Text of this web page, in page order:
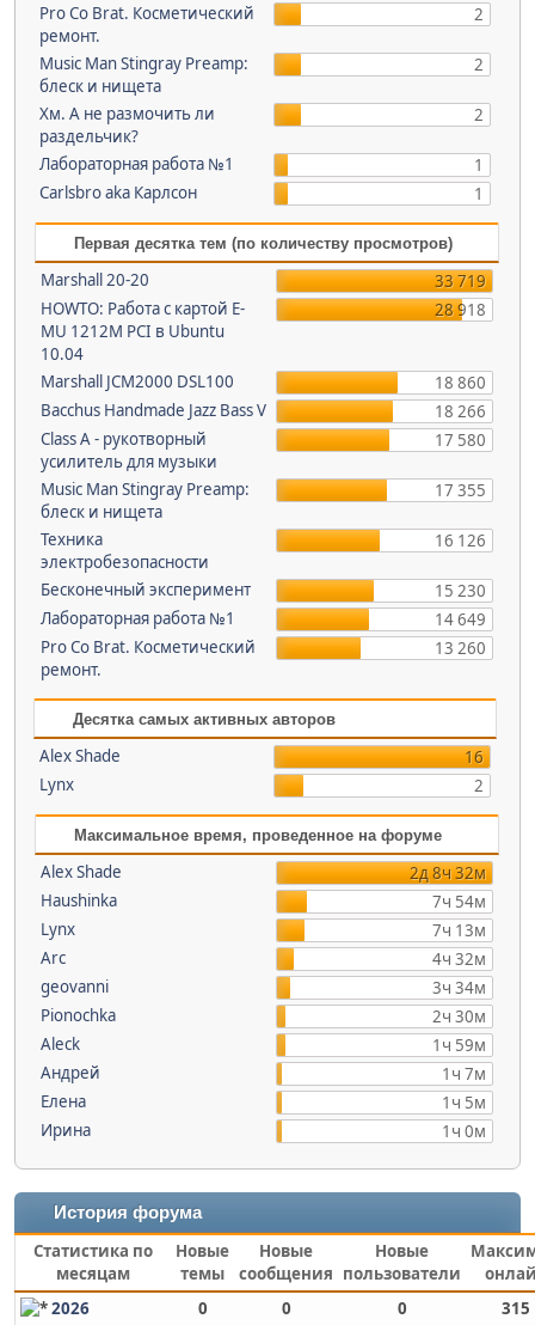
Pro Co Brat. Косметический
ремонт.
2
Music Man Stingray Preamp:
блеск и нищета
2
Хм. А не размочить ли
раздельчик?
2
Лабораторная работа №1
1
Carlsbro aka Карлсон
1
Первая десятка тем (по количеству просмотров)
Marshall 20-20
33 719
HOWTO: Работа с картой E-
MU 1212M PCI в Ubuntu
10.04
28 918
Marshall JCM2000 DSL100
18 860
Bacchus Handmade Jazz Bass V
18 266
Class A - рукотворный
усилитель для музыки
17 580
Music Man Stingray Preamp:
блеск и нищета
17 355
Техника
электробезопасности
16 126
Бесконечный эксперимент
15 230
Лабораторная работа №1
14 649
Pro Co Brat. Косметический
ремонт.
13 260
Десятка самых активных авторов
Alex Shade
16
Lynx
2
Максимальное время, проведенное на форуме
Alex Shade
2д 8ч 32м
Haushinka
7ч 54м
Lynx
7ч 13м
Arc
4ч 32м
geovanni
3ч 34м
Pionochka
2ч 30м
Aleck
1ч 59м
Андрей
1ч 7м
Елена
1ч 5м
Ирина
1ч 0м
История форума
Статистика по
месяцам
Новые
темы
Новые
сообщения
Новые
пользователи
2026
0 0 0
315